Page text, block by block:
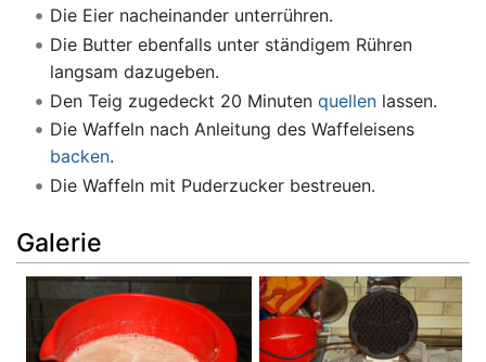
Die Eier nacheinander unterrühren.
Die Butter ebenfalls unter ständigem Rühren
langsam dazugeben.
Den Teig zugedeckt 20 Minuten quellenlassen.
Die Waffeln nach Anleitung des Waffeleisens
backen.
Die Waffeln mit Puderzucker bestreuen.
Galerie